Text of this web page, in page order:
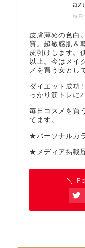
毎日
皮膚薄めの色白
質。超敏感肌＆
皮剥けします。
以上。今はメイ
メを買う女とし
ダイエット成功
っかり筋トレに
毎日コスメを買
てます。
★パーソナルカ
★メディア掲載
＼